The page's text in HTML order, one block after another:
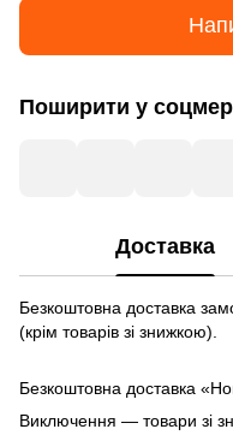
Поширити у
Доставка
Безкоштовна доставка
(крім товарів зі знижкою).
Безкоштовна доставка
Виключення — товари зі